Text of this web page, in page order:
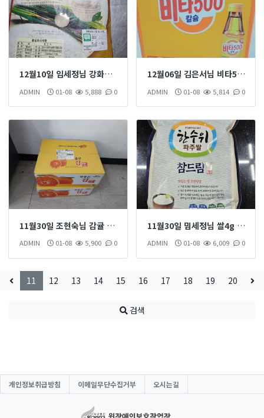
12월10일 임세정님 강화쌀10kg 후원 하셨습니다
ADMIN 01-08 5,888 0
12월06일 김은서님 비타500백 후원 하셨습니다
ADMIN 01-08 5,814 0
11월30일 조현숙님 감귤 2박스 후원 하셨습니다
ADMIN 01-08 5,900 0
11월30일 밈세정님 쌀4g 후원 하셨습니다
ADMIN 01-08 6,009 0
11 12 13 14 15 16 17 18 19 20
검색
개인정보취급방침 이메일무단수집거부 오시는길